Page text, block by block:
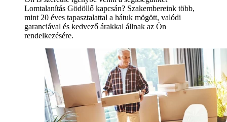
Lomtalanítás Gödöllő kapcsán? Szakembereink több,
mint 20 éves tapasztalattal a hátuk mögött, valódi
garanciával és kedvező árakkal állnak az Ön
rendelkezésére.